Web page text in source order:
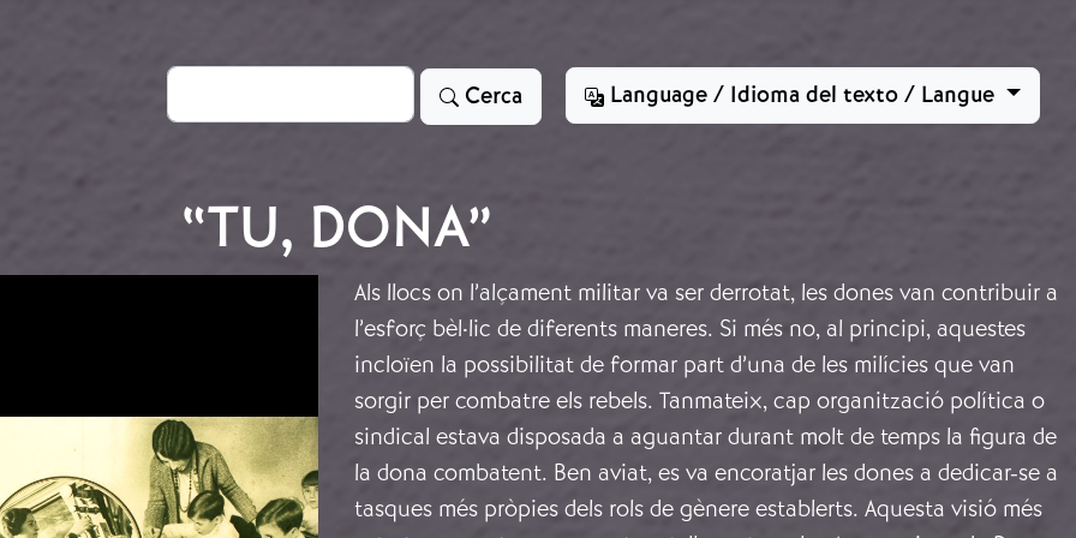
Cerca Cerca Language / Idioma del texto / Langue
“TU, DONA”
Als llocs on l’alçament militar va ser derrotat, les dones van contribuir a
l’esforç bèl·lic de diferents maneres. Si més no, al principi, aquestes
incloïen la possibilitat de formar part d’una de les milícies que van
sorgir per combatre els rebels. Tanmateix, cap organització política o
sindical estava disposada a aguantar durant molt de temps la figura de
la dona combatent. Ben aviat, es va encoratjar les dones a dedicar-se a
tasques més pròpies dels rols de gènere establerts. Aquesta visió més